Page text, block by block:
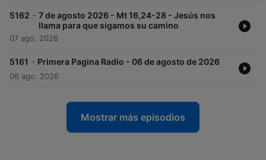
5162 - 7 de agosto 2026 - Mt 16,24-28 - Jesús nos
llama para que sigamos su camino
07 ago. 2026
5161 - Primera Pagina Radio - 06 de agosto de 2026
06 ago. 2026
Mostrar más episodios